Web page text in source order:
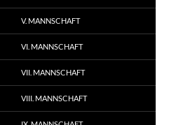
V. MANNSCHAFT
VI. MANNSCHAFT
VII. MANNSCHAFT
VIII. MANNSCHAFT